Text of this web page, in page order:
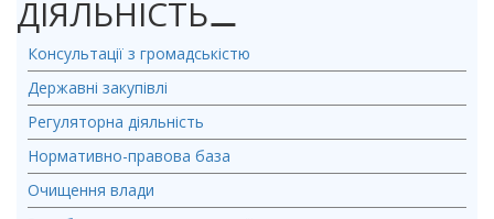
ДІЯЛЬНІСТЬ⚊
Консультації з громадськістю
Державні закупівлі
Регуляторна діяльність
Нормативно-правова база
Очищення влади